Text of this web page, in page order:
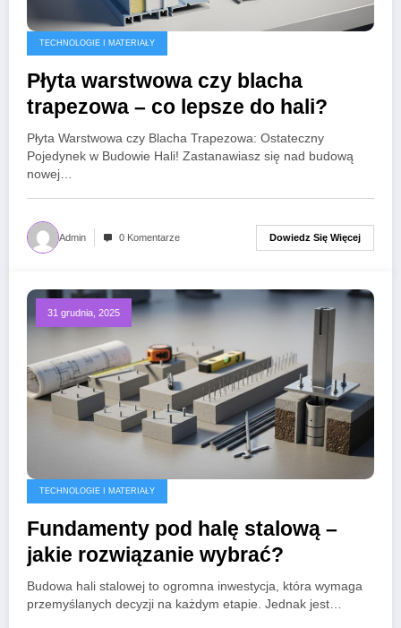
TECHNOLOGIE I MATERIAŁY
Płyta warstwowa czy blacha
trapezowa – co lepsze do hali?
Płyta Warstwowa czy Blacha Trapezowa: Ostateczny
Pojedynek w Budowie Hali! Zastanawiasz się nad budową
nowej…
Admin 0 Komentarze Dowiedz Się Więcej
31 grudnia, 2025
TECHNOLOGIE I MATERIAŁY
Fundamenty pod halę stalową –
jakie rozwiązanie wybrać?
Budowa hali stalowej to ogromna inwestycja, która wymaga
przemyślanych decyzji na każdym etapie. Jednak jest…